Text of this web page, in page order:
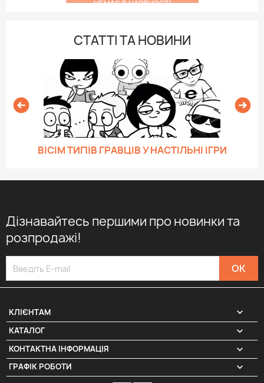
СТАТТІ ТА НОВИНИ
ВІСІМ ТИПІВ ГРАВЦІВ У НАСТІЛЬНІ ІГРИ
Дізнавайтесь першими про новинки та
розпродажі!
КЛІЄНТАМ 
КАТАЛОГ 
КОНТАКТНА ІНФОРМАЦІЯ keyboard_arrow_down
ГРАФІК РОБОТИ keyboard_arrow_down